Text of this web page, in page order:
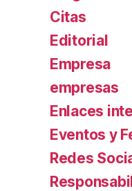
Citas
Editorial
Empresa
empresas
Enlaces
Eventos y
Redes